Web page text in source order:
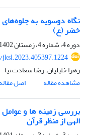
نگاه دوسویه به
خضر (ع)
دوره 4، شماره 4، زمستان 1402، صفحه
زهرا خلیلیان، رضا سعادت نیا
مشاهده مقاله
اصل مقاله
بررسی زمینه ها و عوامل
الهی از منظر قرآن